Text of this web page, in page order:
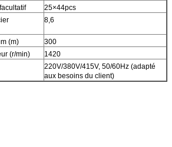
25×44pcs
8,6
(m)
300
(r/min)
1420
220V/380V/415V, 50/60Hz (adapté
aux besoins du client)